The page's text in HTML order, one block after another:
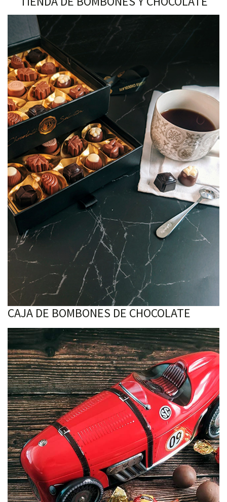
CAJA DE BOMBONES DE CHOCOLATE